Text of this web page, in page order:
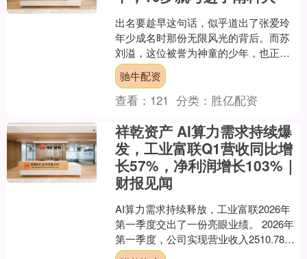
出名要趁早这句话，似乎道出了张爱玲
年少成名时那份无限风光的背后。而苏
刘溢，这位被誉为神童的少年，也正是
走在了这条早早成名的道路上，成为了
现代社会对天才少年充满期....
驰牛配资
查看： 121 分类： 胜亿配资
祥乾资产 AI算力需求持续爆
发，工业富联Q1营收同比增
长57%，净利润增长103%｜
财报见闻
AI算力需求持续释放，工业富联2026年
第一季度交出了一份亮眼业绩。 2026年
第一季度，公司实现营业收入2510.78亿
元，同比增长56.52%；归属于上市公....